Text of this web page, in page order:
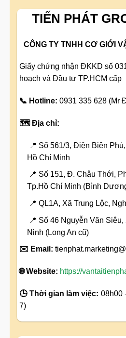
TIẾN PHÁT
CÔNG TY TNHH CƠ GIỚI
Giấy chứng nhận ĐKKD số
hoạch và Đầu tư TP.HCM cấp
📞 Hotline: 0931 335 628 (Mr
🗺️ Địa chỉ:
📍 Số 561/3, Điện Biên
Hồ Chí Minh
📍 Số 151, Đ. Châu Thới,
Tp.Hồ Chí Minh (Bình
📍 QL1A, Xã Trung Lộc,
📍 Số 46 Nguyễn Văn
Ninh (Long An cũ)
✉️ Email:
🌐 Website: https://
🕒 Thời gian làm việc: 08h00
7)